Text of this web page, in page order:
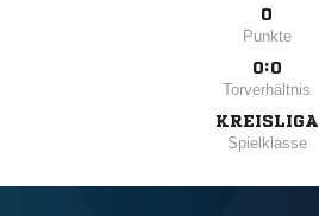
0
Punkte
0:0
Torverhältnis
KREISLIGA
Spielklasse